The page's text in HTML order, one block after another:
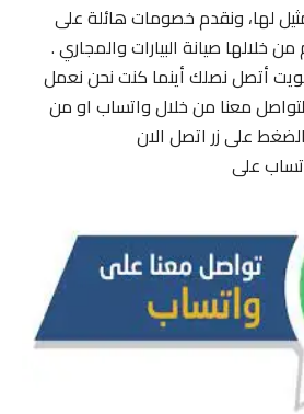
لها، ونقدم خصومات هائلة على
خلالها صيانة البيارات والمجاري .
أتصل نصلك أينما كنت نحن نعمل
معنا من خلال واتساب او من
على زر اتصل الان
على